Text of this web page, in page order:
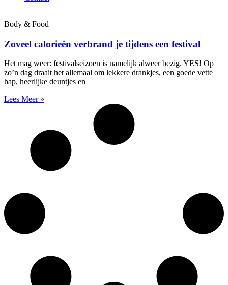
Body & Food
Zoveel calorieën verbrand je tijdens een festival
Het mag weer: festivalseizoen is namelijk alweer bezig. YES! Op
zo’n dag draait het allemaal om lekkere drankjes, een goede vette
hap, heerlijke deuntjes en
Lees Meer »